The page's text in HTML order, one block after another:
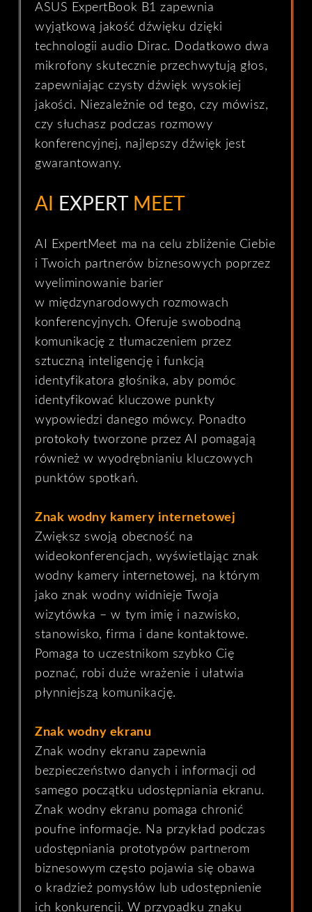
ASUS ExpertBook B1 zapewnia
wyjątkową jakość dźwięku dzięki
technologii audio Dirac. Dodatkowo dwa
mikrofony skutecznie przechwytują głos,
zapewniając czysty dźwięk wysokiej
jakości. Niezależnie od tego, czy mówisz,
czy słuchasz podczas rozmowy
konferencyjnej, najlepszy dźwięk jest
gwarantowany.
AI EXPERT MEET
AI ExpertMeet ma na celu zbliżenie Ciebie
i Twoich partnerów biznesowych poprzez
wyeliminowanie barier
w międzynarodowych rozmowach
konferencyjnych. Oferuje swobodną
komunikację z tłumaczeniem przez
sztuczną inteligencję i funkcją
identyfikatora głośnika, aby pomóc
identyfikować kluczowe punkty
wypowiedzi danego mówcy. Ponadto
protokoły tworzone przez AI pomagają
również w wyodrębnianiu kluczowych
punktów spotkań.
Znak wodny kamery internetowej
Zwiększ swoją obecność na
wideokonferencjach, wyświetlając znak
wodny kamery internetowej, na którym
jako znak wodny widnieje Twoja
wizytówka – w tym imię i nazwisko,
stanowisko, firma i dane kontaktowe.
Pomaga to uczestnikom szybko Cię
poznać, robi duże wrażenie i ułatwia
płynniejszą komunikację.
Znak wodny ekranu
Znak wodny ekranu zapewnia
bezpieczeństwo danych i informacji od
samego początku udostępniania ekranu.
Znak wodny ekranu pomaga chronić
poufne informacje. Na przykład podczas
udostępniania prototypów partnerom
biznesowym często pojawia się obawa
o kradzież pomysłów lub udostępnienie
ich konkurencji. W przypadku znaku